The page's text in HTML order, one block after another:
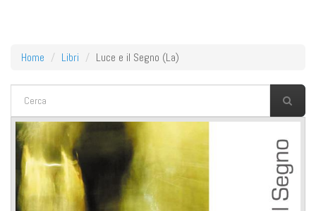
Home Libri Luce e il Segno (La)
FORM DI RICERCA